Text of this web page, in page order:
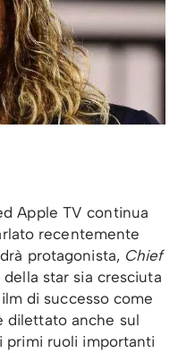
Apple TV continua
recentemente
protagonista, Chief
star sia cresciuta
di successo come
dilettato anche sul
primi ruoli importanti